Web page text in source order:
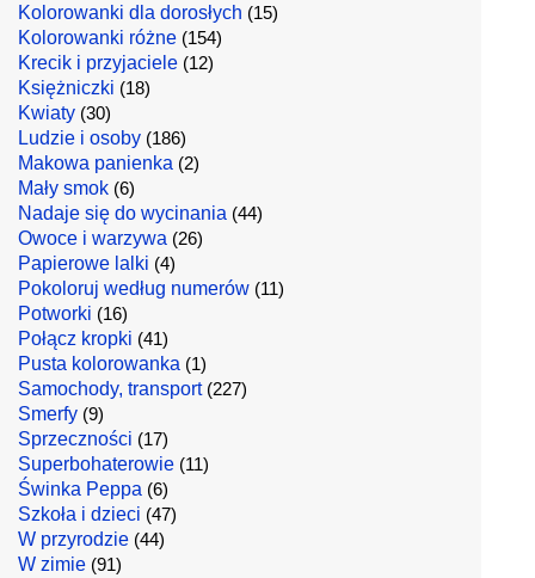
Kolorowanki dla dorosłych (15)
Kolorowanki różne (154)
Krecik i przyjaciele (12)
Księżniczki (18)
Kwiaty (30)
Ludzie i osoby (186)
Makowa panienka (2)
Mały smok (6)
Nadaje się do wycinania (44)
Owoce i warzywa (26)
Papierowe lalki (4)
Pokoloruj według numerów (11)
Potworki (16)
Połącz kropki (41)
Pusta kolorowanka (1)
Samochody, transport(227)
Smerfy (9)
Sprzeczności (17)
Superbohaterowie (11)
Świnka Peppa (6)
Szkoła i dzieci (47)
W przyrodzie (44)
W zimie (91)